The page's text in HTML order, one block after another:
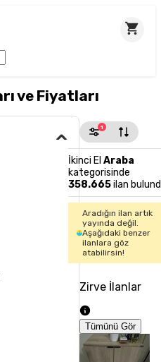
ve Fiyatları
1
İkinci El Araba
kategorisinde
358.665ilan
Aradığın ilan artık
yayında değil.
Aşağıdaki benzer
ilanlara göz
atabilirsin!
Zirve İlanlar
Tümünü Gör